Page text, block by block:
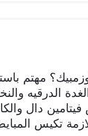
مهتم
الدرقيه
دال
تكيس